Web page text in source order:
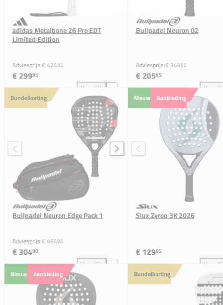
adidas Metalbone 26 Pro EDT
Limited Edition
Adviesprijs:€ 42495
€ 29995
Vergelijk
adidas Metalbone 26 Pro EDT Limited Edition
Bullpadel Neuron 02
Adviesprijs:€ 34995
€ 20595
Bundelkorting
Bullpadel Neuron Edge Pack 1
Adviesprijs:€ 46495
€ 30490
Vergelijk
Bullpadel Neuron Edge Pack 1 toevoegen aan
Nieuw Aanbieding
Siux Zyron 3K 2026
€ 12995
Nieuw Aanbieding Bundelkorting